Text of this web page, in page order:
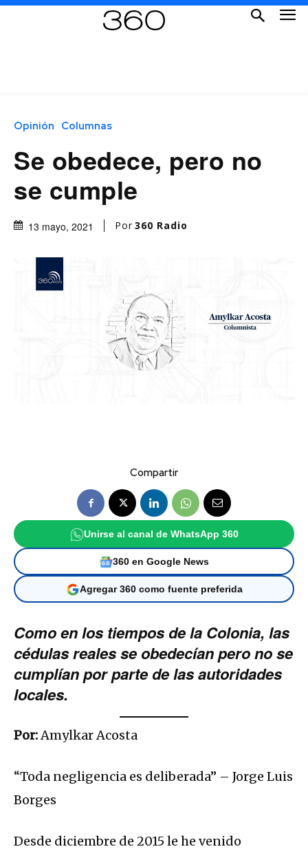
Opinión Columnas
Se obedece, pero no
se cumple
13 mayo, 2021 Por 360 Radio
Compartir
Unirse al canal de WhatsApp 360
360 en Google News
Agregar 360 como fuente preferida
Como en los tiempos de la Colonia, las
cédulas reales se obedecían pero no se
cumplían por parte de las autoridades
locales.
Por:Amylkar Acosta
“Toda negligencia es deliberada” – Jorge Luis
Borges
Desde diciembre de 2015 le he venido